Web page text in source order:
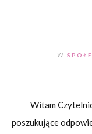
W
Witam
poszukujące